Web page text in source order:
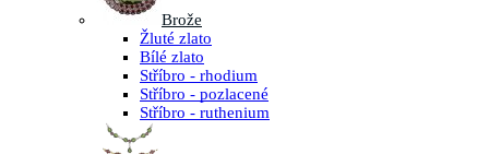
Brože
Žluté zlato
Bílé zlato
Stříbro - rhodium
Stříbro - pozlacené
Stříbro - ruthenium